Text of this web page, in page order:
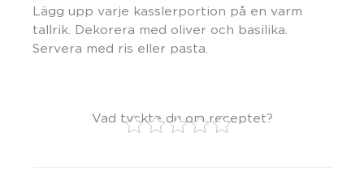
Lägg upp varje kasslerportion på en varm
tallrik. Dekorera med oliver och basilika.
Servera med ris eller pasta.
Vad tyckte du om receptet?